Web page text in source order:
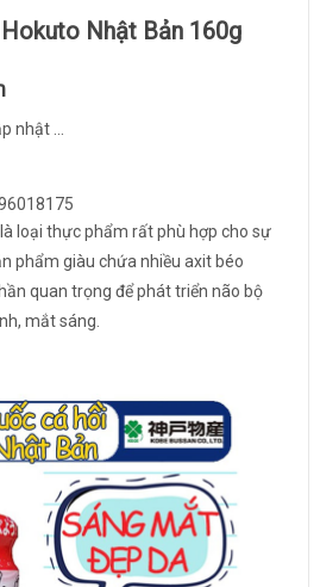
Nhật Bản 160g
nhật ...
loại thực phẩm rất phù hợp cho sự
phẩm giàu chứa nhiều axit béo
quan trọng để phát triển não bộ
mắt sáng.